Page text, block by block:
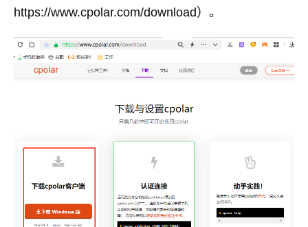
https://www.cpolar.com/download）。